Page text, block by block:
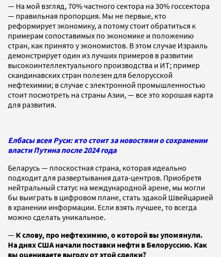
— На мой взгляд, 70% частного сектора на 30% госсектора
— правильная пропорция. Мы не первые, кто
реформирует экономику, а потому стоит обратиться к
примерам сопоставимых по экономике и положению
стран, как принято у экономистов. В этом случае Израиль
демонстрирует один из лучших примеров в развитии
высокоинтеллектуального производства и ИТ; пример
скандинавских стран полезен для белорусской
нефтехимии; в случае с электронной промышленностью
стоит посмотреть на страны Азии, — все это хорошая карта
для развития.
Елбасы всея Руси: кто стоит за новостями о сохранении
власти Путина после 2024 года
Беларусь — плоскостная страна, которая идеально
подходит для развертывания дата-центров. Приобретя
нейтральный статус на международной арене, мы могли
бы выиграть в цифровом плане, стать эдакой Швейцарией
в хранении информации. Если взять лучшее, то всегда
можно сделать уникальное.
— К слову, про нефтехимию, о которой вы упомянули.
На днях США начали поставки нефти в Белоруссию. Как
вы оцениваете выгоду от этой сделки?